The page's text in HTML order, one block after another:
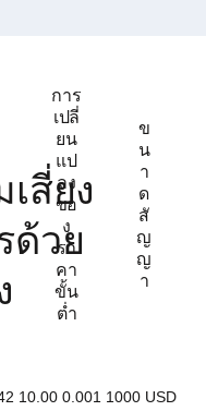
สี่ยง
ด้วย
การ
เปลี่
ยน
แป
ลง
ขอ
ง
รา
คา
ขั้น
ต่ำ
ข
น
า
ด
สั
ญ
ญ
า
10.00 0.001 1000 USD